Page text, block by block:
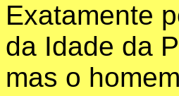
Exatamente
da Idade da
mas o